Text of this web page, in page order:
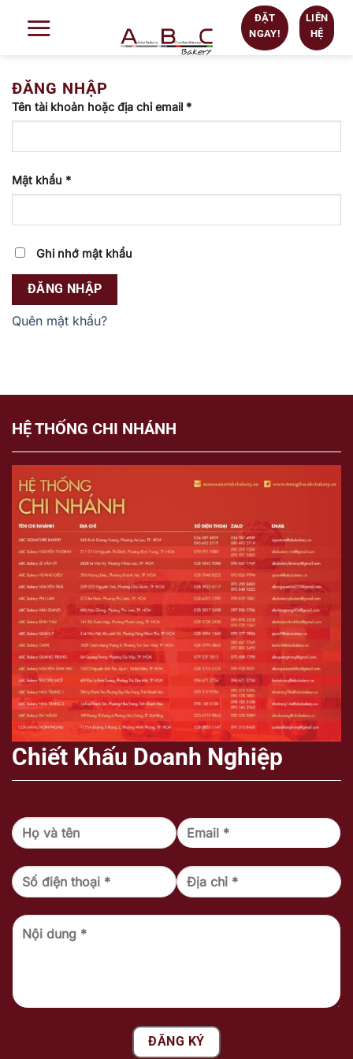
ĐẶT
NGAY!
LIÊN
HỆ
ĐĂNG NHẬP
Tên tài khoản hoặc địa chỉ email *
Mật khẩu *
Ghi nhớ mật khẩu
ĐĂNG NHẬP
Quên mật khẩu?
HỆ THỐNG CHI NHÁNH
Chiết Khấu Doanh Nghiệp